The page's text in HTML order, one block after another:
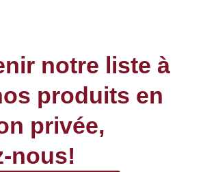
notre liste à
produits en
privée,
nous!